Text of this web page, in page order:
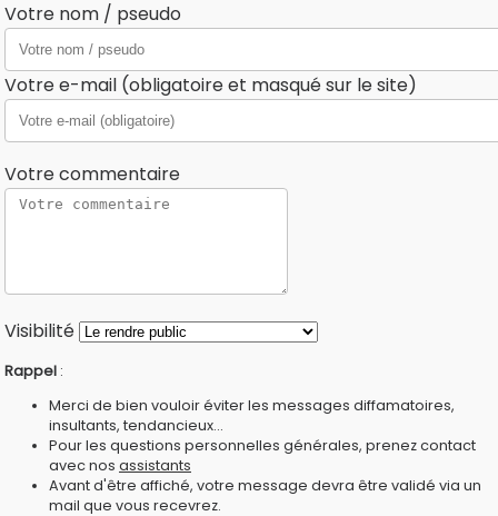
Votre nom / pseudo
Votre e-mail (obligatoire et masqué sur le site)
Votre commentaire
Visibilité
Rappel :
Merci de bien vouloir éviter les messages diffamatoires,
insultants, tendancieux...
Pour les questions personnelles générales, prenez contact
avec nos assistants
Avant d'être affiché, votre message devra être validé via un
mail que vous recevrez.